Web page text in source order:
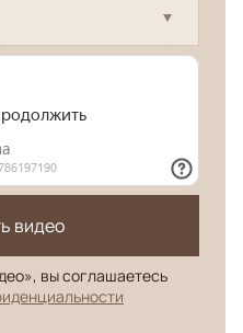
видео
вы соглашаетесь